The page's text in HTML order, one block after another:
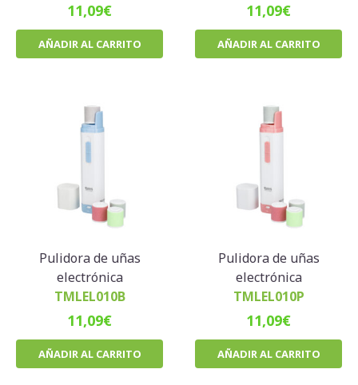
11,09€
AÑADIR AL CARRITO
11,09€
AÑADIR AL CARRITO
Pulidora de uñas
electrónica
TMLEL010B
11,09€
AÑADIR AL CARRITO
Pulidora de uñas
electrónica
TMLEL010P
11,09€
AÑADIR AL CARRITO